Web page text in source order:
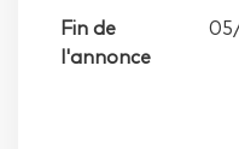
Fin de
l'annonce